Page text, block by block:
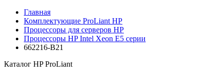
Главная
Комплектующие ProLiant HP
Процессоры для серверов HP
Процессоры HP Intel Xeon E5 серии
662216-B21
Каталог HP ProLiant